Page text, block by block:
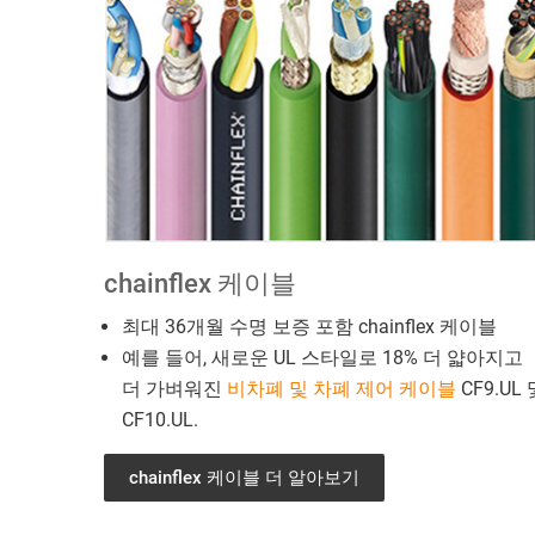
chainflex 케이블
최대 36개월 수명 보증 포함 chainflex 케이블
예를 들어, 새로운 UL 스타일로 18% 더 얇아지고
더 가벼워진 비차폐 및 차폐 제어 케이블 CF9.UL
CF10.UL.
chainflex 케이블 더 알아보기